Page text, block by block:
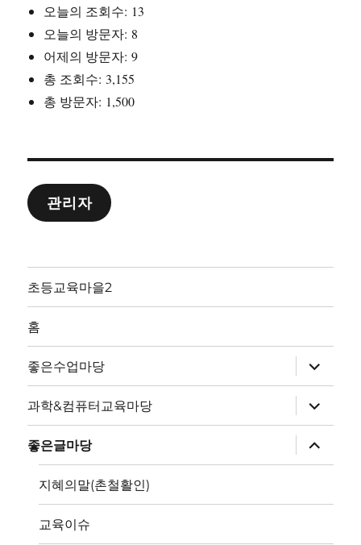
오늘의 조회수: 13
오늘의 방문자: 8
어제의 방문자:9
총 조회수: 3,155
총 방문자: 1,500
관리자
초등교육마을2
홈
좋은수업마당
위
메
뉴
확
장
과학&컴퓨터교육마당
위
메
뉴
확
장
좋은글마당
위
메
장
지혜의말(촌철활인)
교육이슈